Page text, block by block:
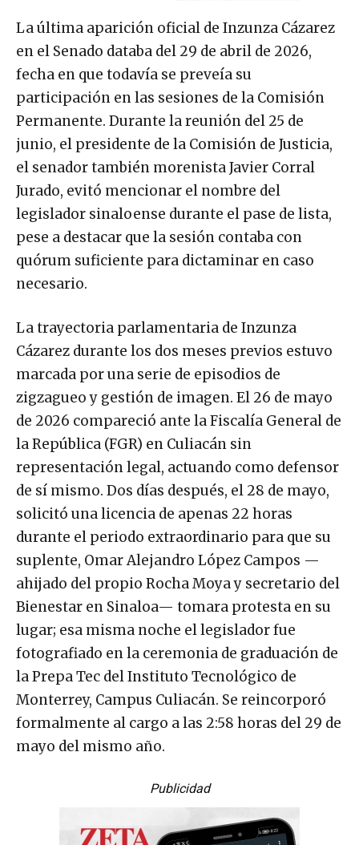
La última aparición oficial de Inzunza Cázarez
en el Senado databa del 29 de abril de 2026,
fecha en que todavía se preveía su
participación en las sesiones de la Comisión
Permanente. Durante la reunión del 25 de
junio, el presidente de la Comisión de Justicia,
el senador también morenista Javier Corral
Jurado, evitó mencionar el nombre del
legislador sinaloense durante el pase de lista,
pese a destacar que la sesión contaba con
quórum suficiente para dictaminar en caso
necesario.
La trayectoria parlamentaria de Inzunza
Cázarez durante los dos meses previos estuvo
marcada por una serie de episodios de
zigzagueo y gestión de imagen. El 26 de mayo
de 2026 compareció ante la Fiscalía General de
la República (FGR) en Culiacán sin
representación legal, actuando como defensor
de sí mismo. Dos días después, el 28 de mayo,
solicitó una licencia de apenas 22 horas
durante el periodo extraordinario para que su
suplente, Omar Alejandro López Campos —
ahijado del propio Rocha Moya y secretario del
Bienestar en Sinaloa— tomara protesta en su
lugar; esa misma noche el legislador fue
fotografiado en la ceremonia de graduación de
la Prepa Tec del Instituto Tecnológico de
Monterrey, Campus Culiacán. Se reincorporó
formalmente al cargo a las 2:58 horas del 29 de
mayo del mismo año.
Publicidad